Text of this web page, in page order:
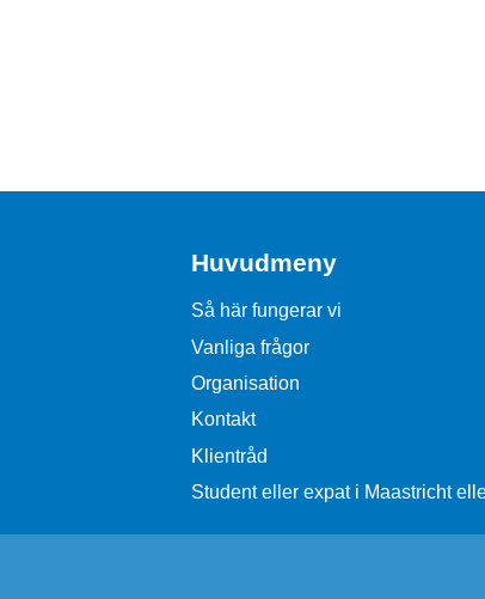
Huvudmeny
Så här fungerar vi
Vanliga frågor
Organisation
Kontakt
Klientråd
Student eller expat i Maastricht